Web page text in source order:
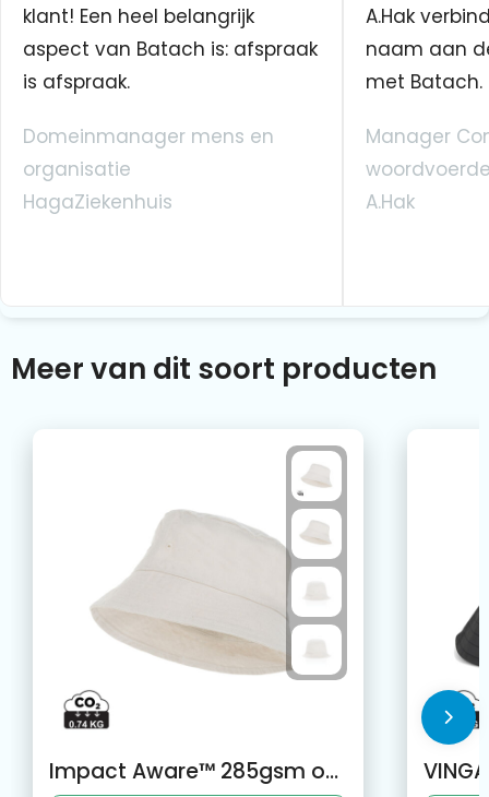
klant! Een heel belangrijk
aspect van Batach is: afspraak
is afspraak.
Domeinmanager mens en
organisatie
HagaZiekenhuis
A.Hak
naam aan
met Batach.
Manager
A.Hak
Meer van dit soort producten
Impact Aware™ 285gsm one size rcanvas vissershoed ongeverfd